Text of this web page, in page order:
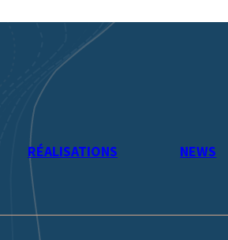
RÉALISATIONS NEWS